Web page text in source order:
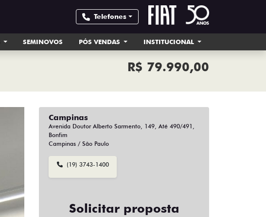
Telefones
SEMINOVOS PÓS VENDAS INSTITUCIONAL
R$ 79.990,00
Campinas
Avenida Doutor Alberto Sarmento, 149, Até 490/491,
Bonfim
Campinas / São Paulo
(19) 3743-1400
Solicitar proposta